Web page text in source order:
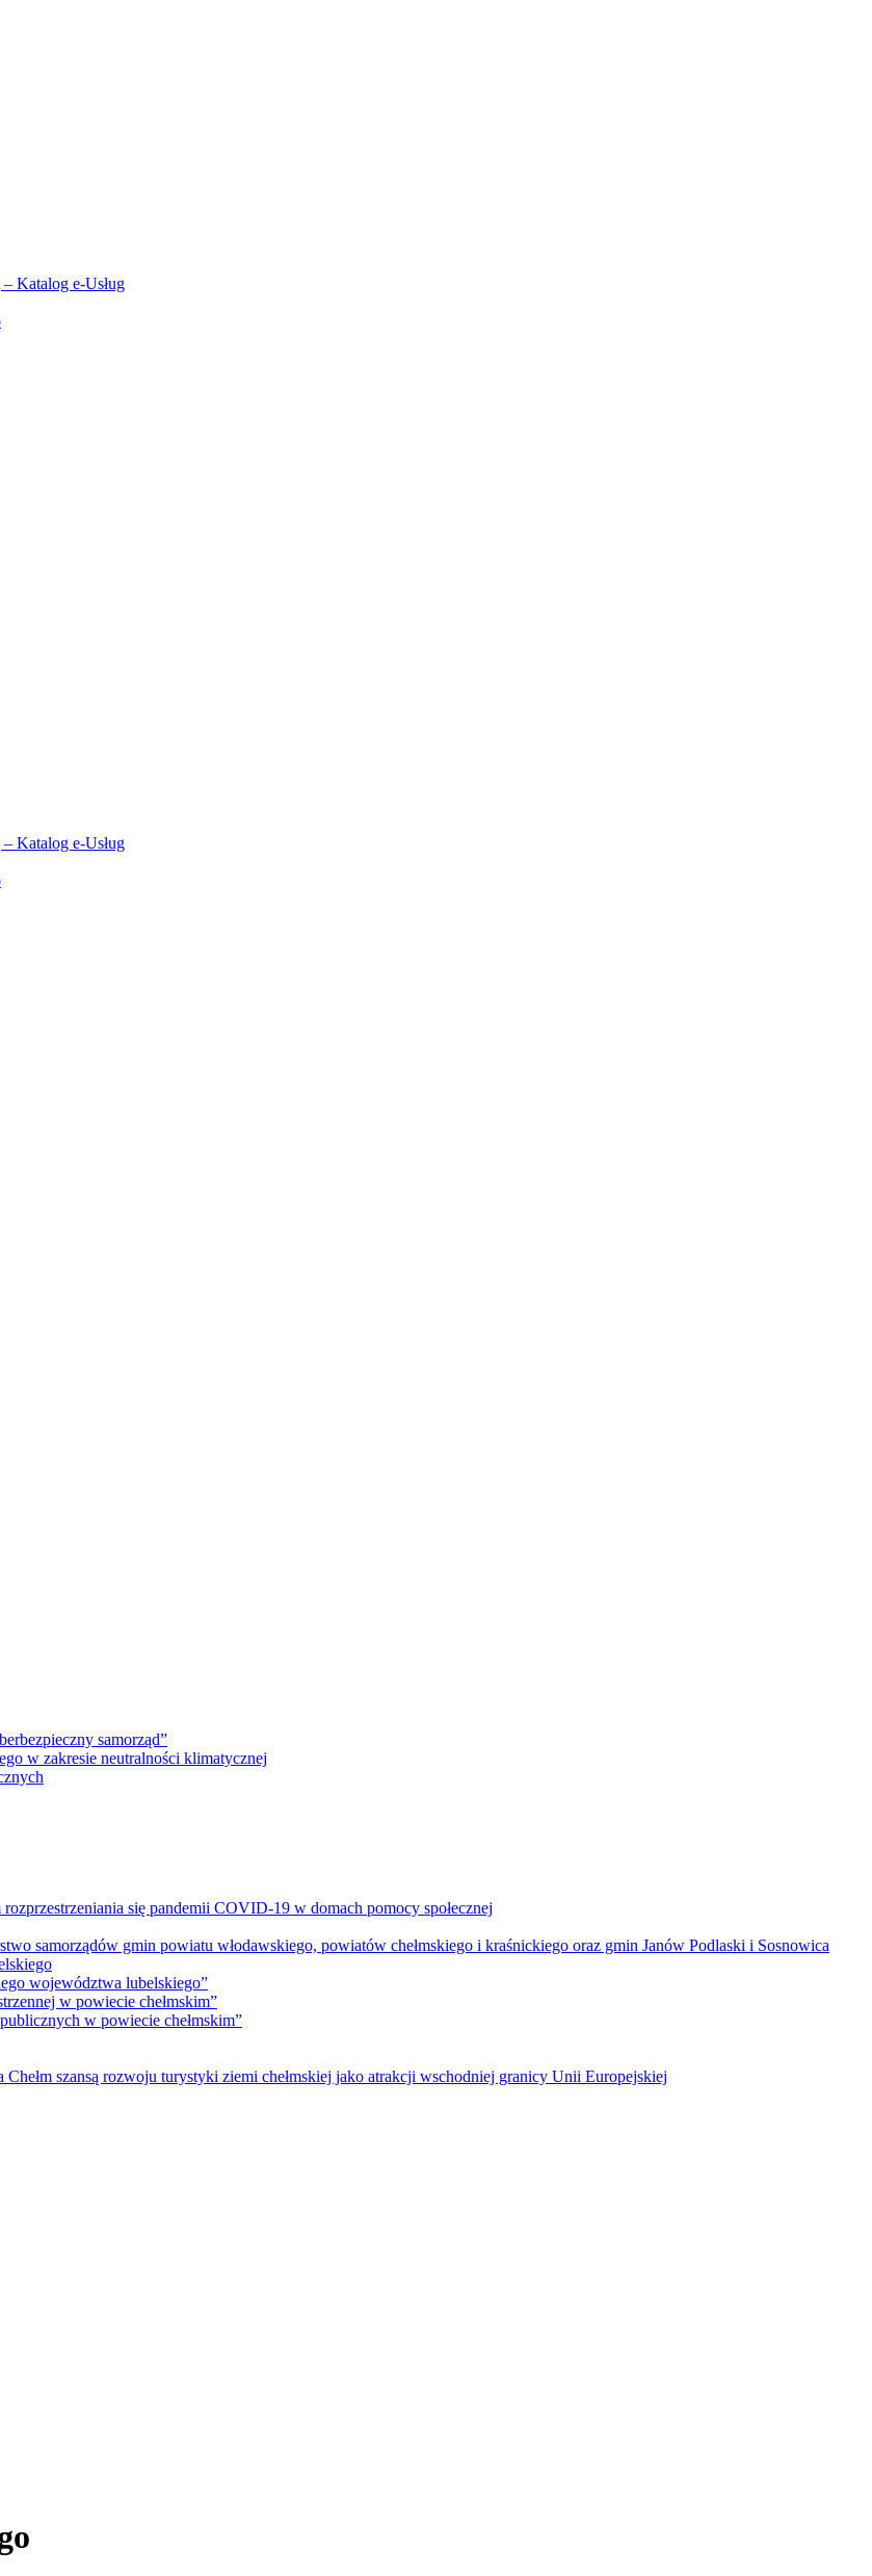
Katalog e-Usług
Katalog e-Usług
samorząd”
w zakresie neutralności klimatycznej
się pandemii COVID-19 w domach pomocy społecznej
samorządów gmin powiatu włodawskiego, powiatów chełmskiego i kraśnickiego oraz gmin Janów Podlaski i Sosnowica
województwa lubelskiego”
w powiecie chełmskim”
w powiecie chełmskim”
Chełm szansą rozwoju turystyki ziemi chełmskiej jako atrakcji wschodniej granicy Unii Europejskiej